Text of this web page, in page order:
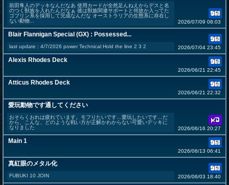
前田隼人のデッキなんだなあ 使用カードが全然足んねえからデスと名
のつく獣族を入れたんだなぁ 後は獣族関連サポートと何故か入ってた
ゴブリン系を採用して完成なんだな オーストラリアの生態系に存在し
ない動物...
2026/07/09 08:03
Blair Flannigan Special (GX) : Possessed...
last update : 4/7/2026 power Technical Hold the line 2 3 2 2026/07/04 23:45
Alexis Rhodes Deck
2026/06/21 22:45
Atticus Rhodes Deck
2026/06/21 22:32
愛玩動物です通してください
おそらくおれは疲れています。モフりたいです…愛玩したいです…だ
から、こんな、どのような戦い方が正解かわからない可愛いデッキに
なりました
2026/06/16 20:27
Main 1
2026/06/13 06:41
真紅眼のメタル化
FUBUKI 10 JOIN 2026/06/03 18:40